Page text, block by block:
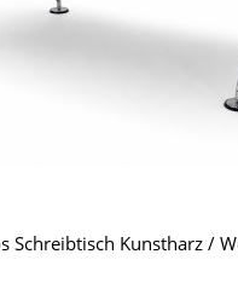
Schreibtisch Kunstharz /